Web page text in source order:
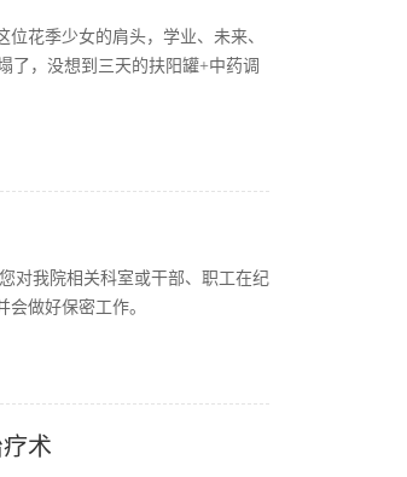
花季少女的肩头，学业、未来、
了，没想到三天的扶阳罐+中药调
对我院相关科室或干部、职工在纪
做好保密工作。
术​